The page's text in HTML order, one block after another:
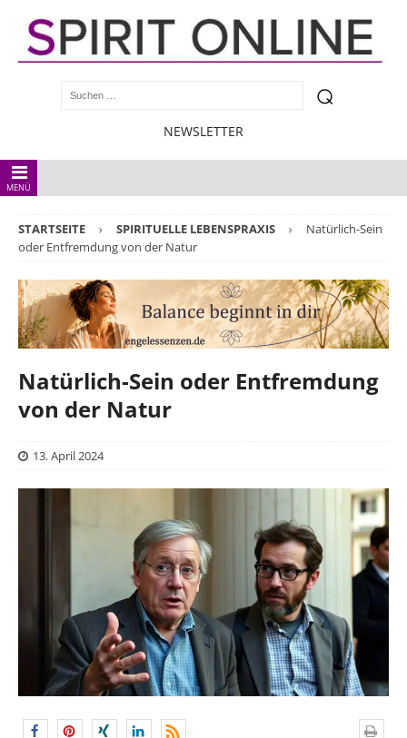
NEWSLETTER
MENÜ
STARTSEITE SPIRITUELLE LEBENSPRAXIS
Natürlich-Sein
oder Entfremdung von der Natur
Natürlich-Sein oder Entfremdung
von der Natur
13. April 2024